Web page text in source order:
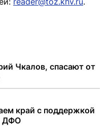
Чкалов, спасают от
край с поддержкой
ДФО